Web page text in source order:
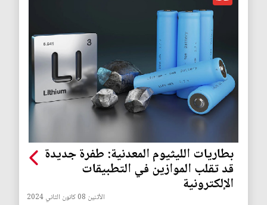
بطاريات الليثيوم المعدنية: طفرة جديدة
قد تقلب الموازين في التطبيقات
الإلكترونية
الأثنين 08 كانون الثاني 2024